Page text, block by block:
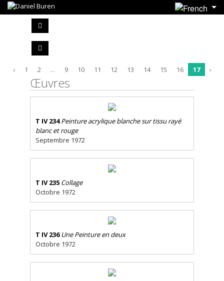
‹ 1 2 ... 9 10 11 12 13 14 15 16 17 ›
Œuvres
T IV 234 Peinture acrylique blanche sur tissu rayé
blanc et rouge
Septembre 1972
T IV 235 Collage
Octobre 1972
T IV 236 Une Peinture en deux
Octobre 1972